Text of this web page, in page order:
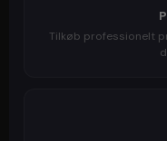
Tilkøb professionelt